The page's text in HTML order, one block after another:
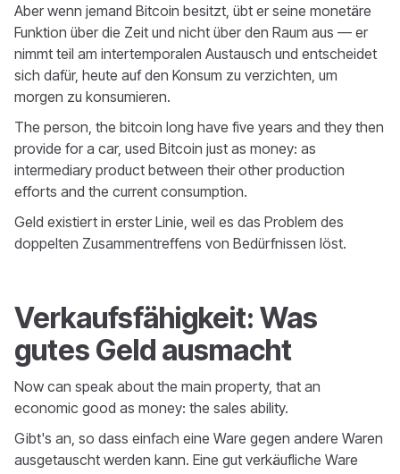
Aber wenn jemand Bitcoin besitzt, übt er seine monetäre
Funktion über die Zeit und nicht über den Raum aus — er
nimmt teil am intertemporalen Austausch und entscheidet
sich dafür, heute auf den Konsum zu verzichten, um
morgen zu konsumieren.
The person, the bitcoin long have five years and they then
provide for a car, used Bitcoin just as money: as
intermediary product between their other production
efforts and the current consumption.
Geld existiert in erster Linie, weil es das Problem des
doppelten Zusammentreffens von Bedürfnissen löst.
Verkaufsfähigkeit: Was
gutes Geld ausmacht
Now can speak about the main property, that an
economic good as money: the sales ability.
Gibt's an, so dass einfach eine Ware gegen andere Waren
ausgetauscht werden kann. Eine gut verkäufliche Ware